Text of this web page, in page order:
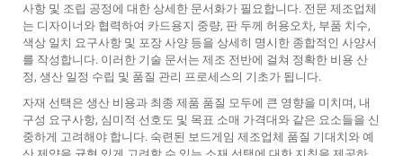
사항 및 조립 공정에 대한 상세한 문서화가 필요합니다. 전문 제조업체
는 디자이너와 협력하여 카드용지 중량, 판 두께 허용오차, 부품 치수,
색상 일치 요구사항 및 포장 사양 등을 상세히 명시한 종합적인 사양서
를 작성합니다. 이러한 기술 문서는 제조 전반에 걸쳐 정확한 비용 산
정, 생산 일정 수립 및 품질 관리 프로세스의 기초가 됩니다.
자재 선택은 생산 비용과 최종 제품 품질 모두에 큰 영향을 미치며, 내
구성 요구사항, 심미적 선호도 및 목표 소매 가격대와 같은 요소들을 신
중하게 고려해야 합니다. 숙련된 보드게임 제조업체 품질 기대치와 예